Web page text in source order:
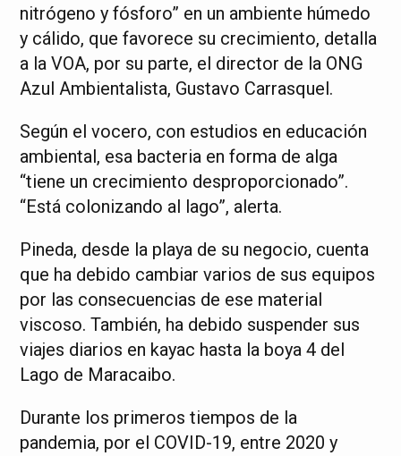
nitrógeno y fósforo” en un ambiente húmedo
y cálido, que favorece su crecimiento, detalla
a la VOA, por su parte, el director de la ONG
Azul Ambientalista, Gustavo Carrasquel.
Según el vocero, con estudios en educación
ambiental, esa bacteria en forma de alga
“tiene un crecimiento desproporcionado”.
“Está colonizando al lago”, alerta.
Pineda, desde la playa de su negocio, cuenta
que ha debido cambiar varios de sus equipos
por las consecuencias de ese material
viscoso. También, ha debido suspender sus
viajes diarios en kayac hasta la boya 4 del
Lago de Maracaibo.
Durante los primeros tiempos de la
pandemia, por el COVID-19, entre 2020 y